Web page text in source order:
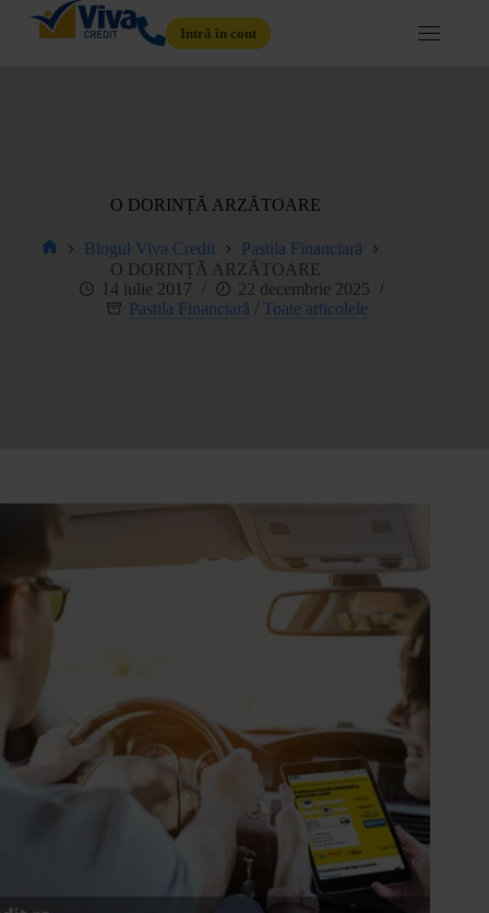
Intră în cont
O DORINȚĂ ARZĂTOARE
Blogul Viva Credit
Pastila Financiară
O DORINȚĂ ARZĂTOARE
14 iulie 2017
22 decembrie 2025
Pastila Financiară / Toate articolele